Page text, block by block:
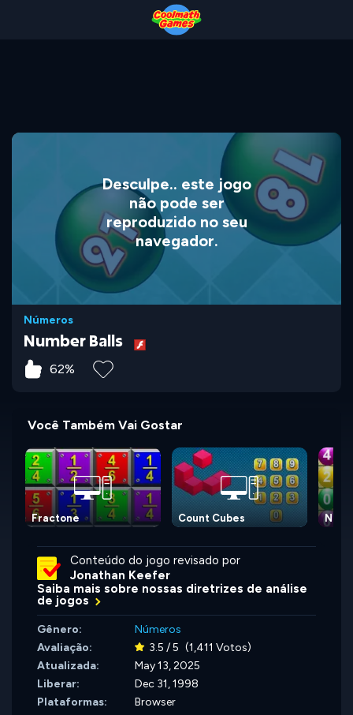
Desculpe.. este jogo
não pode ser
reproduzido no seu
navegador.
Números
Number Balls
62%
Você Também Vai Gostar
Fractone Count Cubes
Conteúdo do jogo revisado por
Jonathan Keefer
Saiba mais sobre nossas diretrizes de análise
de jogos
Gênero:
Números
Avaliação:
3.5 / 5 (1,411 Votos)
Atualizada:
May 13, 2025
Liberar:
Dec 31, 1998
Plataformas:
Browser